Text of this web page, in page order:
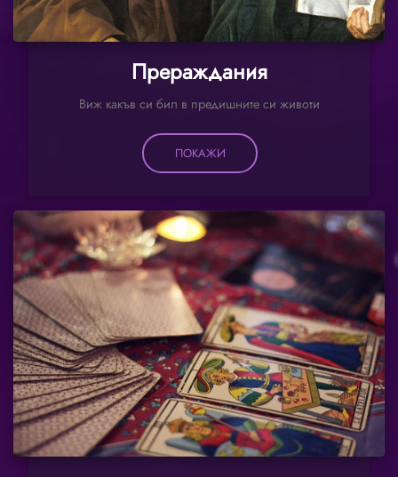
Прераждания
Виж какъв си бил в предишните си животи
ПОКАЖИ